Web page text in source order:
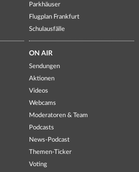
Parkhäuser
Flugplan Frankfurt
Schulausfälle
ON AIR
Sendungen
Aktionen
Videos
Webcams
Moderatoren & Team
Podcasts
News-Podcast
Themen-Ticker
Voting